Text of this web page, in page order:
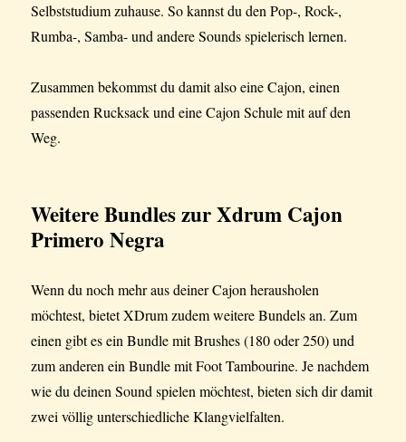
Selbststudium zuhause. So kannst du den Pop-, Rock-,
Rumba-, Samba- und andere Sounds spielerisch lernen.
Zusammen bekommst du damit also eine Cajon, einen
passenden Rucksack und eine Cajon Schule mit auf den
Weg.
Weitere Bundleszur Xdrum Cajon
Primero Negra
Wenn du noch mehr aus deiner Cajon herausholen
möchtest, bietet XDrum zudem weitere Bundels an. Zum
einen gibt es ein Bundle mit Brushes (180 oder 250) und
zum anderen ein Bundle mit Foot Tambourine. Je nachdem
wie du deinen Sound spielen möchtest, bieten sich dir damit
zwei völlig unterschiedliche Klangvielfalten.